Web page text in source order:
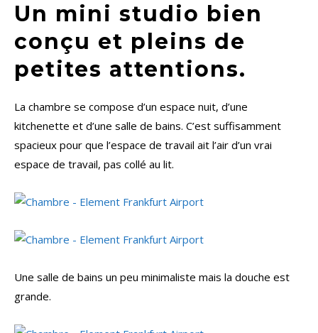
Un mini studio bien
conçu et pleins de
petites attentions.
La chambre se compose d’un espace nuit, d’une
kitchenette et d’une salle de bains. C’est suffisamment
spacieux pour que l’espace de travail ait l’air d’un vrai
espace de travail, pas collé au lit.
Une salle de bains un peu minimaliste mais la douche est
grande.